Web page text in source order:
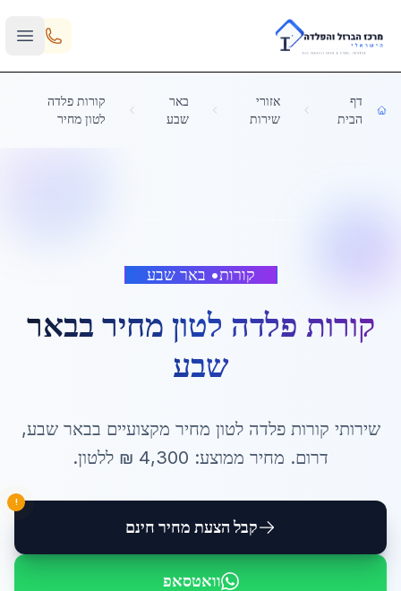
Skip to main content
דף
הבית
אזורי
שירות
באר
שבע
קורות פלדה
לטון מחיר
קורות• באר שבע
קורות פלדה לטון מחיר בבאר
שבע
שירותי קורות פלדה לטון מחיר מקצועיים בבאר שבע,
דרום. מחיר ממוצע: 4,300 ₪ ללטון.
קבל הצעת מחיר חינם
!
וואטסאפ